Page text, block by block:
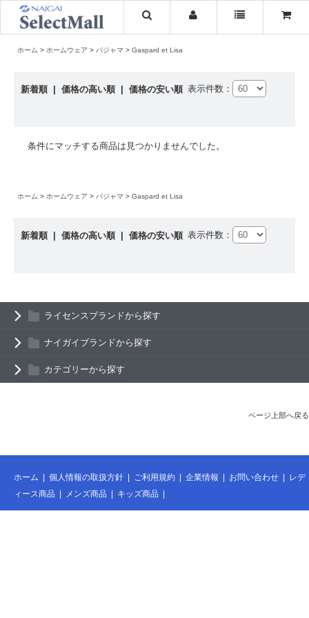
ホーム ホームウェア パジャマ Gaspard et Lisa
新着順 価格の高い順 価格の安い順 表示件数：
条件にマッチする商品は見つかりませんでした。
ホーム ホームウェア パジャマ Gaspard et Lisa
新着順 価格の高い順 価格の安い順 表示件数：
ライセンスブランドから探す
ナイガイブランドから探す
カテゴリーから探す
ページ上部へ戻る
ホーム 個人情報の取扱方針 ご利用規約 企業情報 お問い合わせ
レデ
ィース商品
メンズ商品 キッズ商品